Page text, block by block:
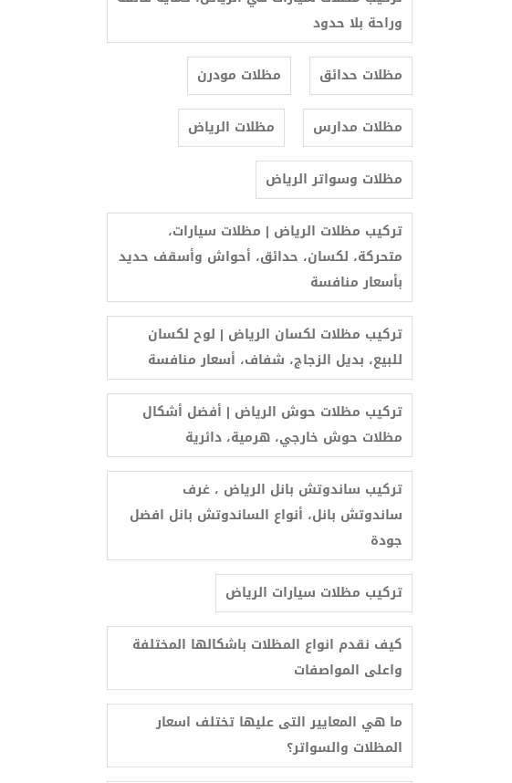
وراحة بلا حدود
مظلات حدائق مظلات مودرن
مظلات مدارس مظلات الرياض
مظلات وسواتر الرياض
تركيب مظلات الرياض | مظلات سيارات،
متحركة، لكسان، حدائق، أحواش وأسقف حديد
بأسعار منافسة
تركيب مظلات لكسان الرياض | لوح لكسان
للبيع، بديل الزجاج، شفاف، أسعار منافسة
تركيب مظلات حوش الرياض | أفضل أشكال
مظلات حوش خارجي، هرمية، دائرية
تركيب ساندوتش بانل الرياض ، غرف
ساندوتش بانل، أنواع الساندوتش بانل افضل
جودة
ترکیب مظلات سيارات الرياض
كيف نقدم انواع المظلات باشكالها المختلفة
واعلى المواصفات
ما هي المعايير التى عليها تختلف اسعار
المظلات والسواتر؟